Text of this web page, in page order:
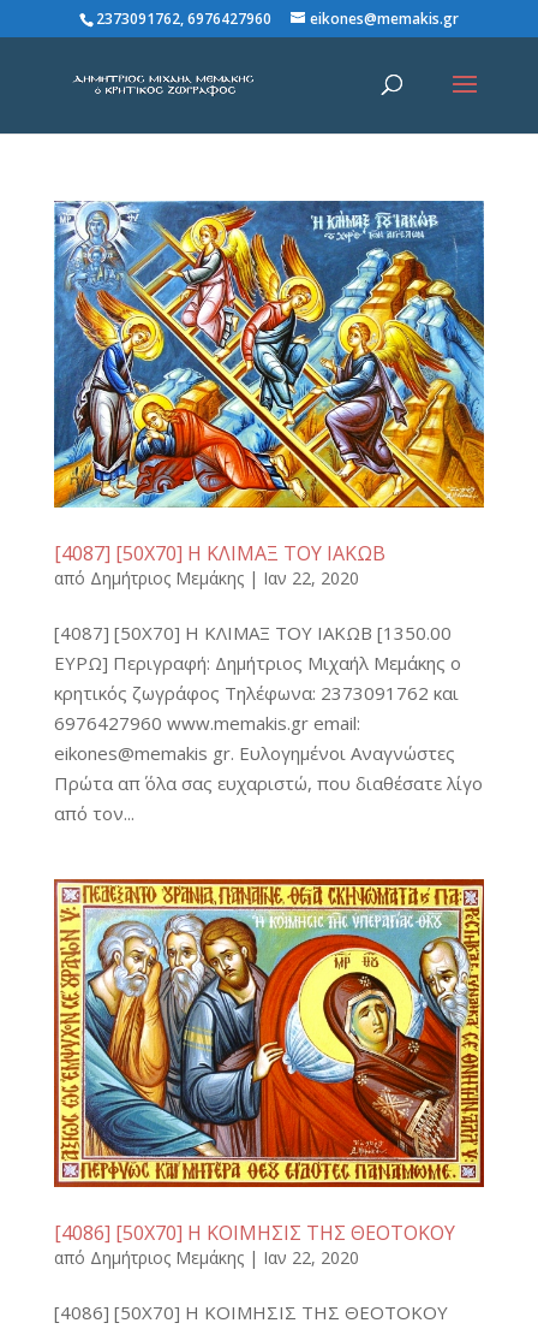
2373091762, 6976427960 eikones@memakis.gr
[4087] [50Χ70] Η ΚΛΙΜΑΞ ΤΟΥ ΙΑΚΩΒ
από Δημήτριος Μεμάκης| Ιαν 22, 2020
[4087] [50Χ70] Η ΚΛΙΜΑΞ ΤΟΥ ΙΑΚΩΒ [1350.00
ΕΥΡΩ] Περιγραφή: Δημήτριος Μιχαήλ Μεμάκης ο
κρητικός ζωγράφος Τηλέφωνα: 2373091762 και
6976427960 www.memakis.gr email:
eikones@memakis gr. Ευλογημένοι Αναγνώστες
Πρώτα απ΄ όλα σας ευχαριστώ, που διαθέσατε λίγο
από τον...
[4086] [50Χ70] Η ΚΟΙΜΗΣΙΣ ΤΗΣ ΘΕΟΤΟΚΟΥ
από Δημήτριος Μεμάκης| Ιαν 22, 2020
[4086] [50Χ70] Η ΚΟΙΜΗΣΙΣ ΤΗΣ ΘΕΟΤΟΚΟΥ